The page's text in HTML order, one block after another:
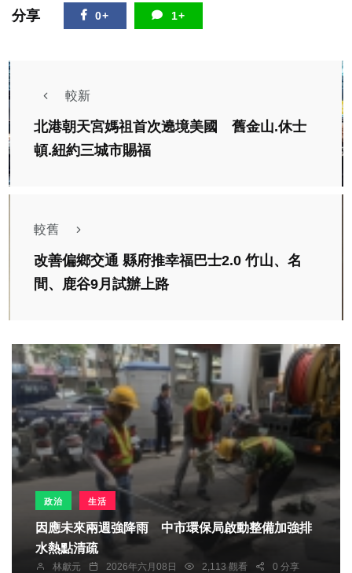
分享 0+ 1+
較新
北港朝天宮媽祖首次遶境美國 舊金山.休士
頓.紐約三城市賜福
較舊
改善偏鄉交通 縣府推幸福巴士2.0 竹山、名
間、鹿谷9月試辦上路
政治 生活
因應未來兩週強降雨 中市環保局啟動整備加強排
水熱點清疏
林獻元 2026年六月08日 2,113 觀看 0 分享